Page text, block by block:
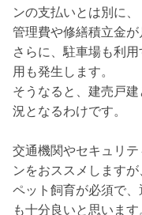
ンの支払いとは別に、
管理費や修繕積立金が
さらに、駐車場も利
用も発生します。
そうなると、建売戸
況となるわけです。
交通機関やセキュリ
ンをおススメしますが
ペット飼育が必須で
も十分良いと思います